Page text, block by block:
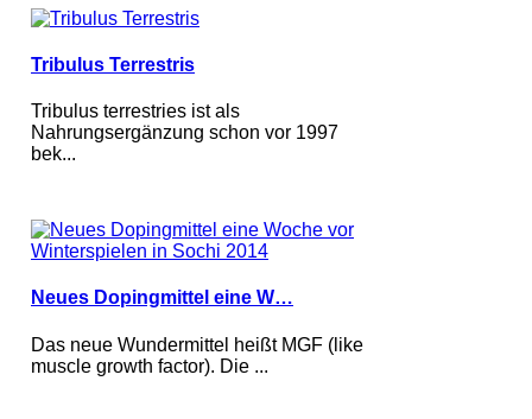
Tribulus Terrestris
Tribulus terrestries ist als
Nahrungsergänzung schon vor 1997
bek...
Neues Dopingmittel eine W…
Das neue Wundermittel heißt MGF (like
muscle growth factor). Die ...